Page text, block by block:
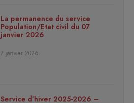
La permanence du service
Population/Etat civil du 07
janvier 2026
7 janvier 2026
Service d’hiver 2025-2026 –